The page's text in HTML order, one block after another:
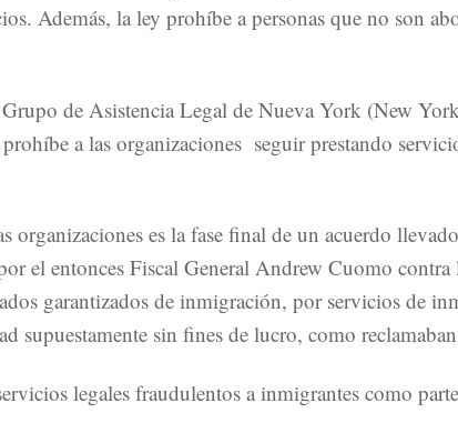
Además, la ley prohíbe a personas que no son
de Asistencia Legal de Nueva York (New
a las organizaciones seguir prestando
organizaciones es la fase final de un acuerdo
el entonces Fiscal General Andrew Cuomo
garantizados de inmigración, por servicios de
supuestamente sin fines de lucro, como
legales fraudulentos a inmigrantes como